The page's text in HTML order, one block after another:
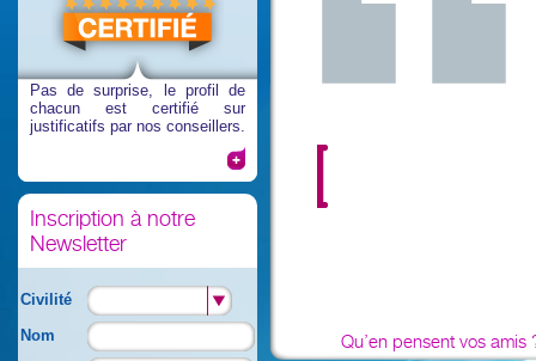
Pas de surprise, le profil de
chacun est certifié sur
justificatifs par nos conseillers.
Inscription à notre
Newsletter
Civilité
Nom
Qu’en pensent vos amis